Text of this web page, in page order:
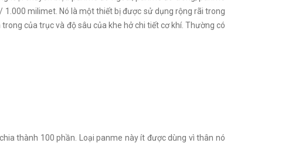
milimet. Nó là một thiết bị được sử dụng rộng rãi trong
của trục và độ sâu của khe hở chi tiết cơ khí. Thường có
thành 100 phần. Loại panme này ít được dùng vì thân nó